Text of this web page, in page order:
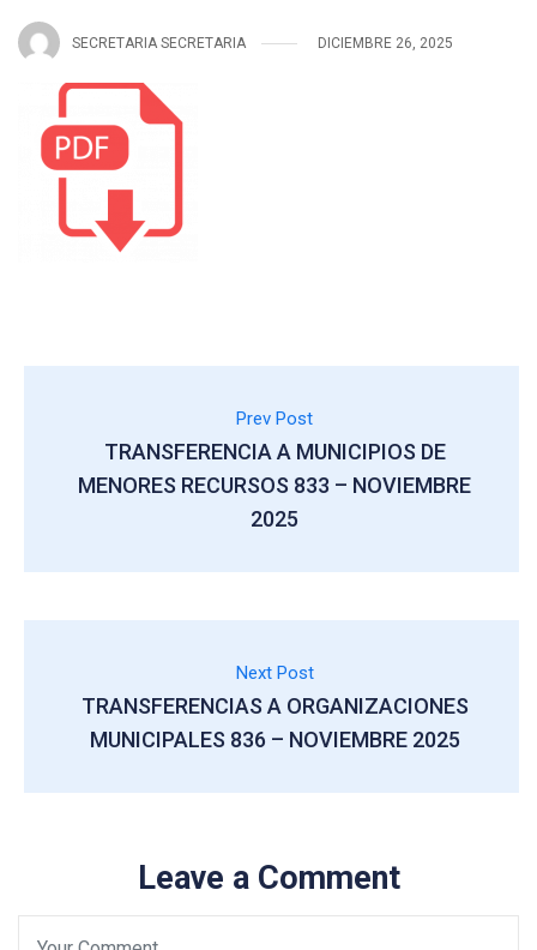
SECRETARIA SECRETARIA DICIEMBRE 26, 2025
Prev Post
TRANSFERENCIA A MUNICIPIOS DE
MENORES RECURSOS 833 – NOVIEMBRE
2025
Next Post
TRANSFERENCIAS A ORGANIZACIONES
MUNICIPALES 836 – NOVIEMBRE 2025
Leave a Comment